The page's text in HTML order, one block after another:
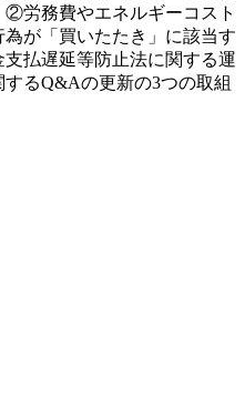
労務費やエネルギーコスト
為が「買いたたき」に該当す
払遅延等防止法に関する運
るQ&Aの更新の3つの取組